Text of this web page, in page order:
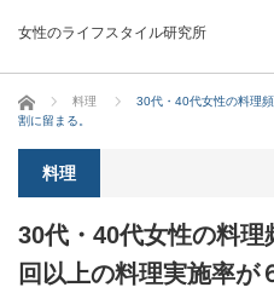
女性のライフスタイル研究所
ホーム 料理
30代・40代女性の料理
割に留まる。
料理
30代・40代女性の料理
回以上の料理実施率が